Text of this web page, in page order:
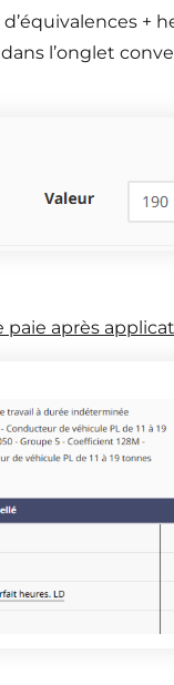
d’équivalences
l’onglet
après